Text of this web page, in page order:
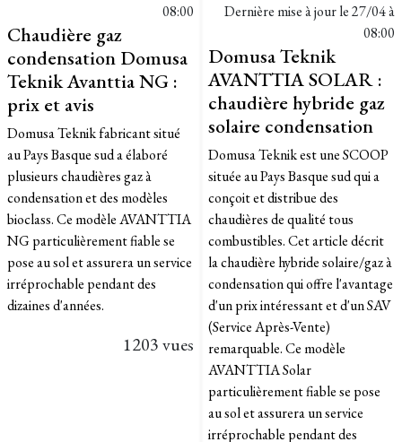
08:00
Chaudière gaz
condensation Domusa
Teknik Avanttia NG :
prix et avis
Domusa Teknik fabricant situé
au Pays Basque sud a élaboré
plusieurs chaudières gaz à
condensation et des modèles
bioclass. Ce modèle AVANTTIA
NG particulièrement fiable se
pose au sol et assurera un service
irréprochable pendant des
dizaines d'années.
1203 vues
Dernière mise à jour le27/04 à
08:00
Domusa Teknik
AVANTTIA SOLAR :
chaudière hybride gaz
solaire condensation
Domusa Teknik est une SCOOP
située au Pays Basque sud qui a
conçoit et distribue des
chaudières de qualité tous
combustibles. Cet article décrit
la chaudière hybride solaire/gaz à
condensation qui offre l'avantage
d'un prix intéressant et d'un SAV
(Service Après-Vente)
remarquable. Ce modèle
AVANTTIA Solar
particulièrement fiable se pose
au sol et assurera un service
irréprochable pendant des